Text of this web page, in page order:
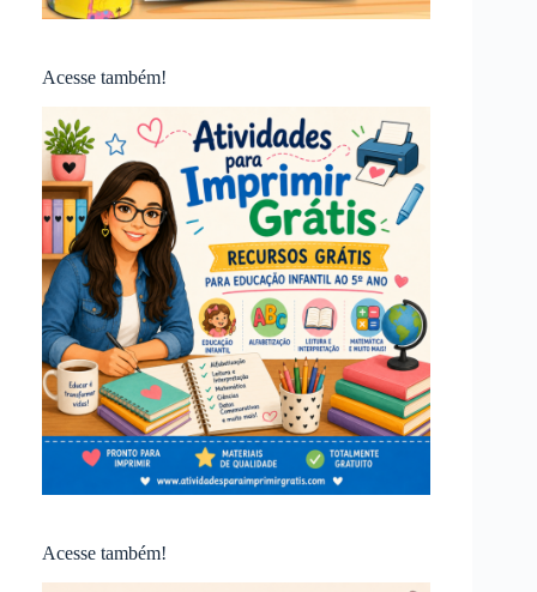
Acesse também!
Acesse também!